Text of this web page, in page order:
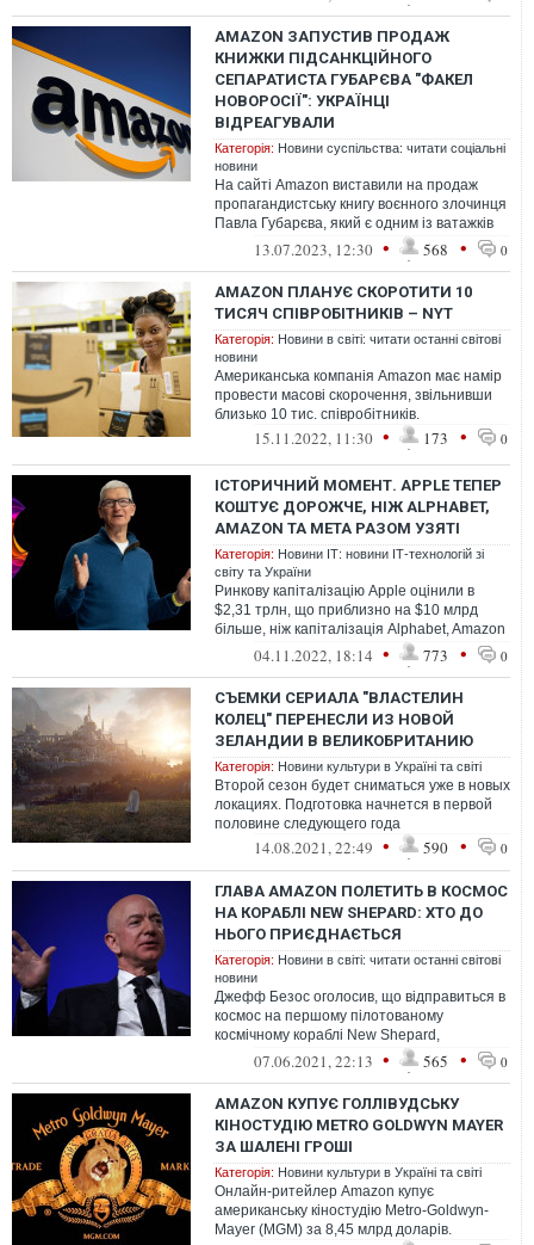
Брокколі, уклали о...
AMAZON ЗАПУСТИВ ПРОДАЖ
КНИЖКИ ПІДСАНКЦІЙНОГО
СЕПАРАТИСТА ГУБАРЄВА "ФАКЕЛ
НОВОРОСІЇ": УКРАЇНЦІ
ВІДРЕАГУВАЛИ
Категорія: Новини суспільства: читати соціальні
новини
На сайті Amazon виставили на продаж
пропагандистську книгу воєнного злочинця
Павла Губарєва, який є одним із ватажків
терористичного угрупування "ДНР"...
13.07.2023, 12:30 • 568 • 0
AMAZON ПЛАНУЄ СКОРОТИТИ 10
ТИСЯЧ СПІВРОБІТНИКІВ – NYT
Категорія: Новини в світі: читати останні світові
новини
Американська компанія Amazon має намір
провести масові скорочення, звільнивши
близько 10 тис. співробітників.
15.11.2022, 11:30 • 173 • 0
ІСТОРИЧНИЙ МОМЕНТ. APPLE ТЕПЕР
КОШТУЄ ДОРОЖЧЕ, НІЖ ALPHABET,
AMAZON ТА META РАЗОМ УЗЯТІ
Категорія: Новини ІТ: новини ІТ-технологій зі
світу та України
Ринкову капіталізацію Apple оцінили в
$2,31 трлн, що приблизно на $10 млрд
більше, ніж капіталізація Alphabet, Amazon
та Meta разом.
04.11.2022, 18:14 • 773 • 0
СЪЕМКИ СЕРИАЛА "ВЛАСТЕЛИН
КОЛЕЦ" ПЕРЕНЕСЛИ ИЗ НОВОЙ
ЗЕЛАНДИИ В ВЕЛИКОБРИТАНИЮ
Категорія: Новини культури в Україні та світі
Второй сезон будет сниматься уже в новых
локациях. Подготовка начнется в первой
половине следующего года
14.08.2021, 22:49 • 590 • 0
ГЛАВА AMAZON ПОЛЕТИТЬ В КОСМОС
НА КОРАБЛІ NEW SHEPARD: ХТО ДО
НЬОГО ПРИЄДНАЄТЬСЯ
Категорія: Новини в світі: читати останні світові
новини
Джефф Безос оголосив, що відправиться в
космос на першому пілотованому
космічному кораблі New Shepard,
створеному його компанією Blue Origin.
07.06.2021, 22:13 • 565 • 0
AMAZON КУПУЄ ГОЛЛІВУДСЬКУ
КІНОСТУДІЮ METRO GOLDWYN MAYER
ЗА ШАЛЕНІ ГРОШІ
Категорія: Новини культури в Україні та світі
Онлайн-ритейлер Amazon купує
американську кіностудію Metro-Goldwyn-
Mayer (MGM) за 8,45 млрд доларів.